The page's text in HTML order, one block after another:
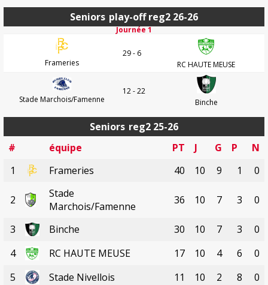
Seniors play-off reg2 26-26
Journée 1
Frameries
29 - 6
RC HAUTE MEUSE
Stade Marchois/Famenne
12 - 22
Binche
Seniors reg2 25-26
#
équipe PT J G P
N
1
Frameries 40 10 9 1 0
2
Stade
Marchois/Famenne
36 10 7 3 0
3 Binche 30 10 7 3
0
4
RC HAUTE MEUSE 17 10 4 6
0
5
Stade Nivellois 11 10 2 8
0